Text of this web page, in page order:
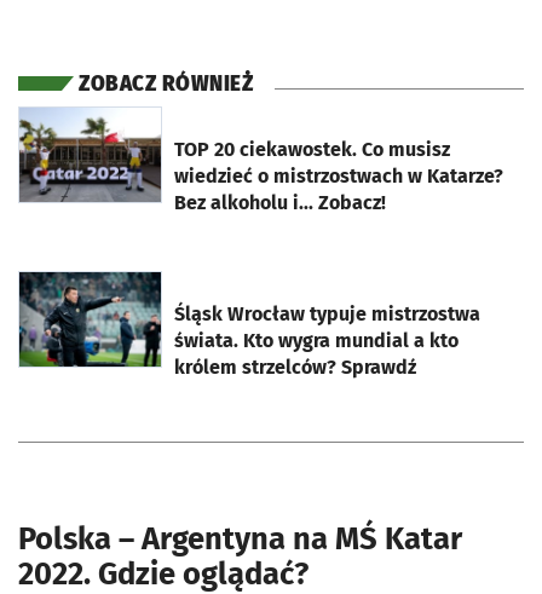
ZOBACZ RÓWNIEŻ
TOP 20 ciekawostek. Co musisz
wiedzieć o mistrzostwach w Katarze?
Bez alkoholu i... Zobacz!
otworzy się w nowej karcie
Śląsk Wrocław typuje mistrzostwa
świata. Kto wygra mundial a kto
królem strzelców? Sprawdź
otworzy się w nowej karcie
Polska – Argentyna na MŚ Katar
2022. Gdzie oglądać?